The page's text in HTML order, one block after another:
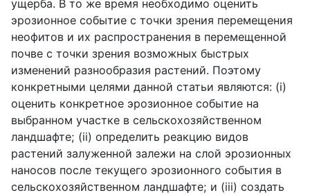
ущерба. В то же время необходимо оценить
эрозионное событие с точки зрения перемещения
неофитов и их распространения в перемещенной
почве с точки зрения возможных быстрых
изменений разнообразия растений. Поэтому
конкретными целями данной статьи являются: (i)
оценить конкретное эрозионное событие на
выбранном участке в сельскохозяйственном
ландшафте; (ii) определить реакцию видов
растений залуженной залежи на слой эрозионных
наносов после текущего эрозионного события в
сельскохозяйственном ландшафте; и (iii) создать